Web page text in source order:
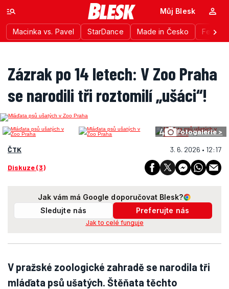
Macinka vs. Pavel StarDance Made in Česko
Můj Blesk
Zázrak po 14 letech: V Zoo Praha
se narodili tři roztomilí „ušáci“!
4 Fotogalerie >
ČTK 3. 6. 2026 • 12:17
Diskuze (3)
Jak vám má Google doporučovat Blesk?
Sledujte nás
Preferujte nás
Jak to celé funguje
V pražské zoologické zahradě se narodila tři
mláďata psů ušatých. Štěňata těchto